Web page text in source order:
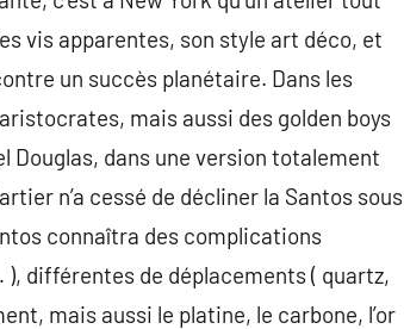
vis apparentes, son style art déco, et
un succès planétaire. Dans les
mais aussi des golden boys
Douglas, dans une version totalement
n’a cessé de décliner la Santos sous
connaîtra des complications
différentes de déplacements ( quartz,
mais aussi le platine, le carbone, l’or